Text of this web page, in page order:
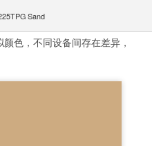
Sand
色，不同设备间存在差异，